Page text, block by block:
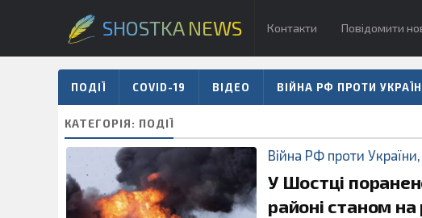
SHOSTKA NEWS Контакти Повідомити
ПОДІЇ COVID-19 ВІДЕО ВІЙНА РФ ПРОТИ
КАТЕГОРІЯ: ПОДІЇ
Війна РФ проти України,
У Шостці
районі станом